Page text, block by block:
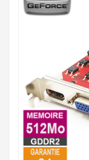
Portables
Mesure
Tout-